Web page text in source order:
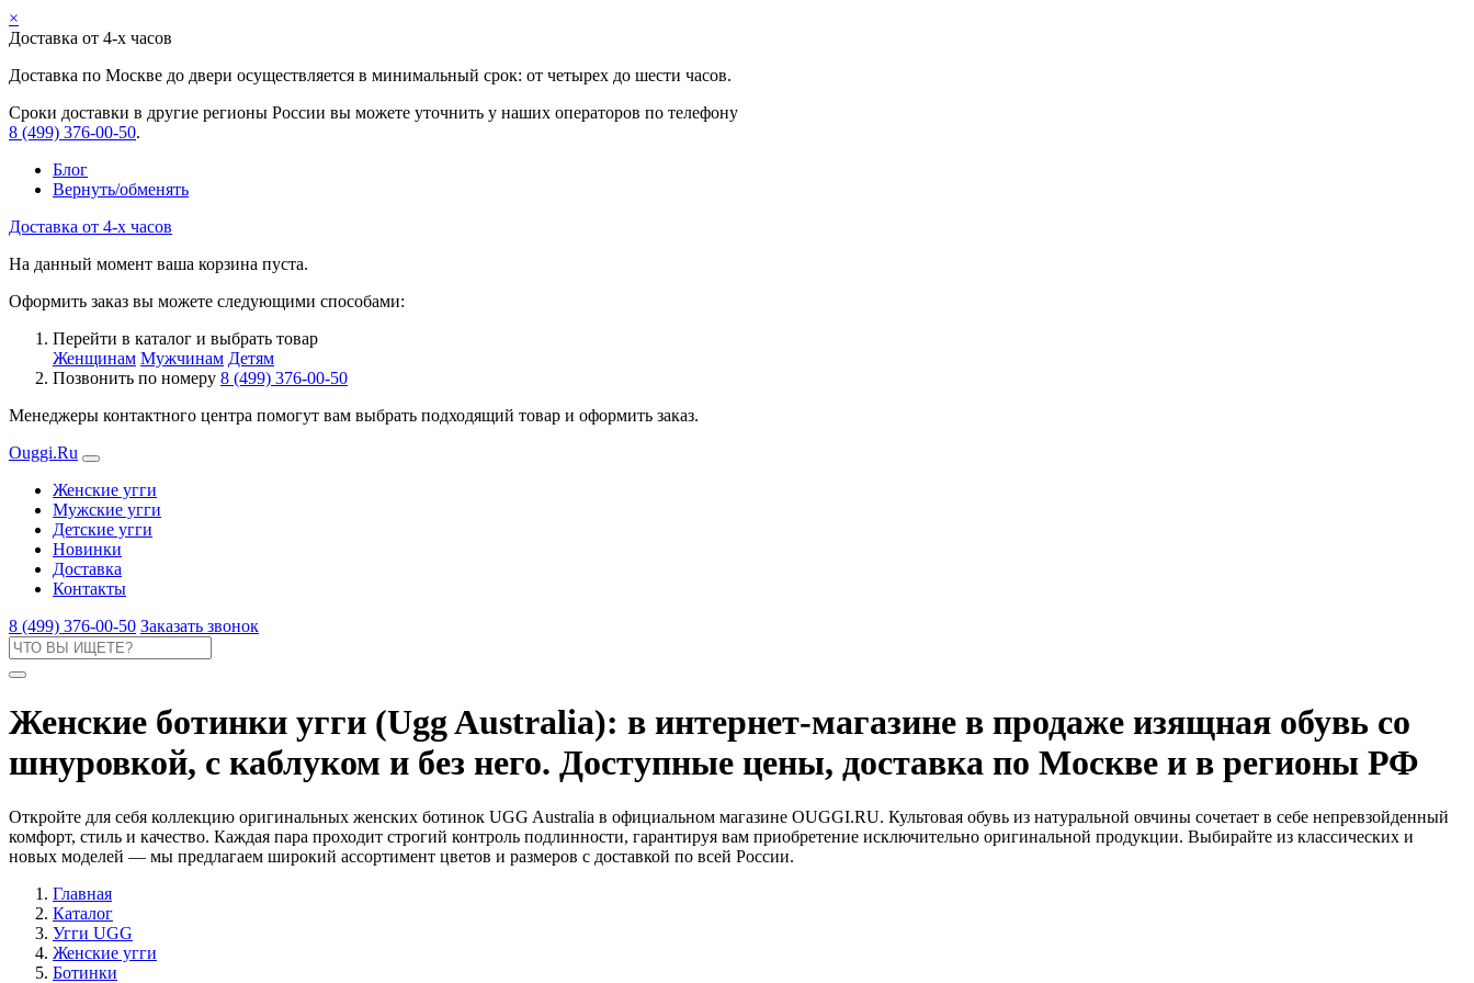
×
Доставка от 4-х часов
Доставка по Москве до двери осуществляется в минимальный срок: от четырех до шести часов.
Сроки доставки в другие регионы России вы можете уточнить у наших операторов по телефону
8 (499) 376-00-50.
Блог
Вернуть/обменять
Доставка от 4-х часов
На данный момент ваша корзина пуста.
Оформить заказ вы можете следующими способами:
Перейти в каталог и выбрать товар
Женщинам Мужчинам Детям
Позвонить по номеру 8 (499) 376-00-50
Менеджеры контактного центра помогут вам выбрать подходящий товар и оформить заказ.
Ouggi.Ru
Женские угги
Мужские угги
Детские угги
Новинки
Доставка
Контакты
8 (499) 376-00-50 Заказать звонок
Женские ботинки угги (Ugg Australia): в интернет-магазине в продаже изящная обувь со
шнуровкой, с каблуком и без него. Доступные цены, доставка по Москве и в регионы РФ
Откройте для себя коллекцию оригинальных женских ботинок UGG Australia в официальном магазине OUGGI.RU. Культовая обувь из натуральной овчины сочетает в себе непревзойденный
комфорт, стиль и качество. Каждая пара проходит строгий контроль подлинности, гарантируя вам приобретение исключительно оригинальной продукции. Выбирайте из классических и
новых моделей — мы предлагаем широкий ассортимент цветов и размеров с доставкой по всей России.
Главная
Каталог
Угги UGG
Женские угги
Ботинки